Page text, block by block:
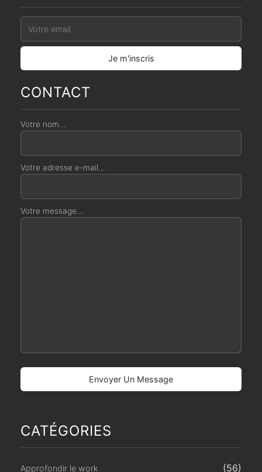
CONTACT
Votre nom...
Votre adresse e-mail...
Votre message...
CATÉGORIES
Approfondir le work (56)